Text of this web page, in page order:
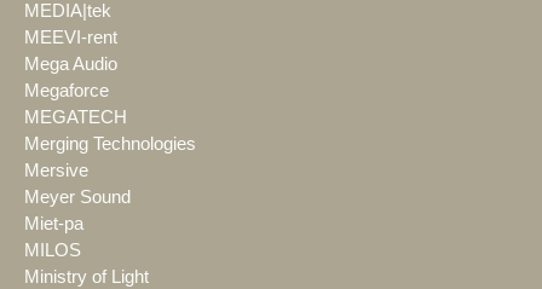
MEDIA|tek
MEEVI-rent
Mega Audio
Megaforce
MEGATECH
Merging Technologies
Mersive
Meyer Sound
Miet-pa
MILOS
Ministry of Light